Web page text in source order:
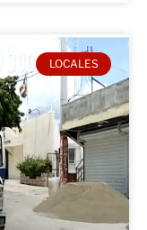
LOCALES